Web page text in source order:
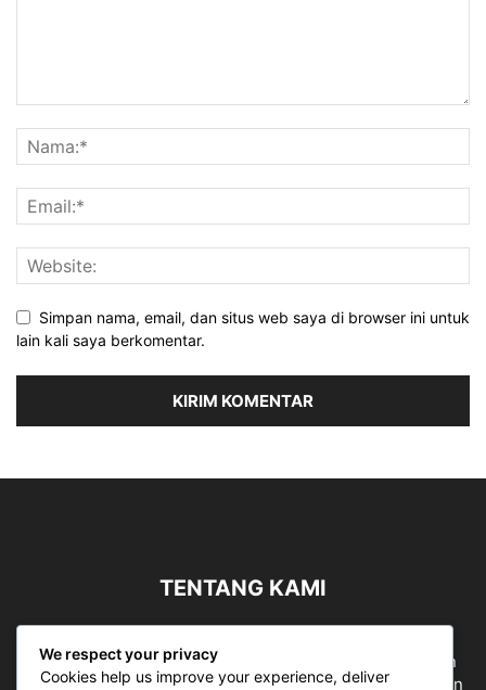
Simpan nama, email, dan situs web saya di browser ini untuk
lain kali saya berkomentar.
TENTANG KAMI
bergerak di ruang jurnalistik, sebagai entitas pemberian
ruang Publik, Media merupakan literasi mutlak diperlukan
We respect your privacy
Cookies help us improve your experience, deliver